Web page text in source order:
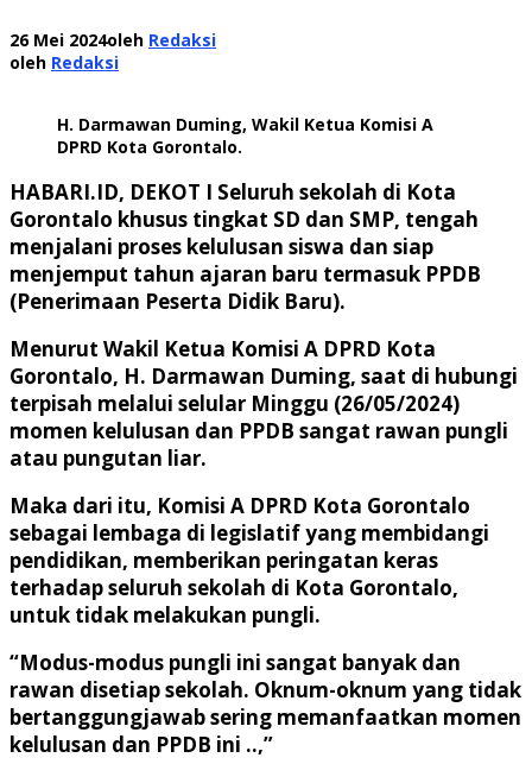
26 Mei 2024oleh Redaksi
oleh Redaksi
H. Darmawan Duming, Wakil Ketua Komisi A
DPRD Kota Gorontalo.
HABARI.ID, DEKOT I Seluruh sekolah di Kota
Gorontalo khusus tingkat SD dan SMP, tengah
menjalani proses kelulusan siswa dan siap
menjemput tahun ajaran baru termasuk PPDB
(Penerimaan Peserta Didik Baru).
Menurut Wakil Ketua Komisi A DPRD Kota
Gorontalo, H. Darmawan Duming, saat di hubungi
terpisah melalui selular Minggu (26/05/2024)
momen kelulusan dan PPDB sangat rawan pungli
atau pungutan liar.
Maka dari itu, Komisi A DPRD Kota Gorontalo
sebagai lembaga di legislatif yang membidangi
pendidikan, memberikan peringatan keras
terhadap seluruh sekolah di Kota Gorontalo,
untuk tidak melakukan pungli.
“Modus-modus pungli ini sangat banyak dan
rawan disetiap sekolah. Oknum-oknum yang tidak
bertanggungjawab sering memanfaatkan momen
kelulusan dan PPDB ini ..,”